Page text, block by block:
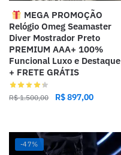
MEGA PROMOÇÃO
Relógio Omeg Seamaster
Diver Mostrador Preto
PREMIUM AAA+ 100%
Funcional Luxo e Destaque
+ FRETE GRÁTIS
R$1.500,00 R$897,00
-47%